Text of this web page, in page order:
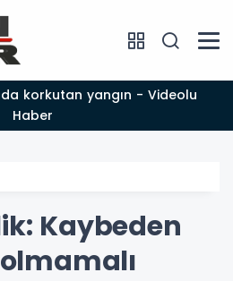
Haber
Kaybeden